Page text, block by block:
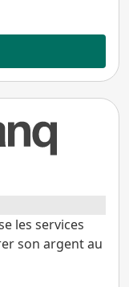
les services
son argent au